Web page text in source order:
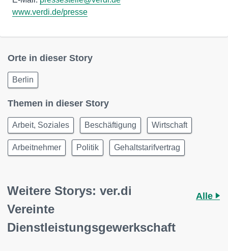
www.verdi.de/presse
Orte in dieser Story
Berlin
Themen in dieser Story
Arbeit, Soziales Beschäftigung Wirtschaft
Arbeitnehmer Politik Gehaltstarifvertrag
Weitere Storys: ver.di
Vereinte
Dienstleistungsgewerkschaft
Alle